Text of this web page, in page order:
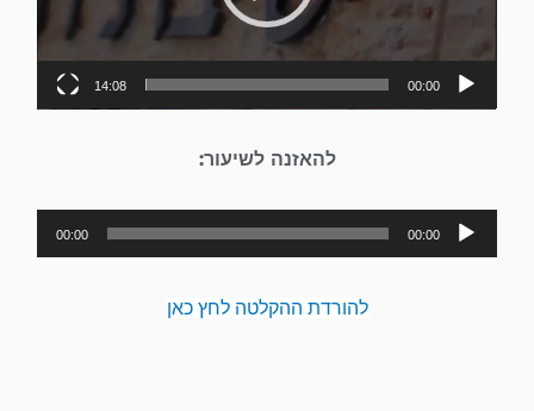
00:00
14:08
להאזנה לשיעור:
נגן
אודיו
00:00
00:00
להורדת ההקלטה לחץ כאן